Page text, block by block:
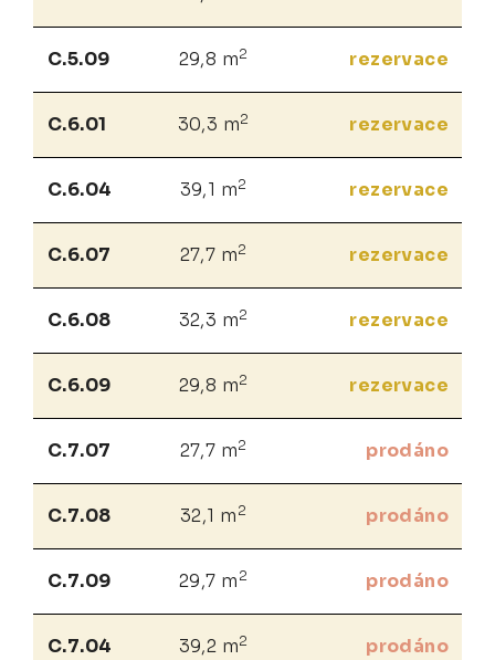
C.5.09 29,8 m2 rezervace
C.6.01 30,3 m2 rezervace
C.6.04 39,1 m2 rezervace
C.6.07 27,7 m2 rezervace
C.6.08 32,3 m2 rezervace
C.6.09 29,8 m2 rezervace
C.7.07 27,7 m2 prodáno
C.7.08 32,1 m 2 prodáno
C.7.09 29,7 m 2 prodáno
C.7.04 39,2 m2 prodáno